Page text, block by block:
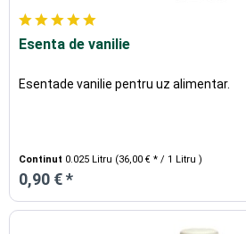
Esenta de vanilie
Esentade vanilie pentru uz alimentar.
Continut 0.025 Litru (36,00 € * / 1 Litru )
0,90 € *